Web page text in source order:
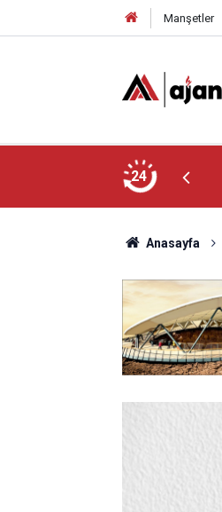
Manşetler
24
Anasayfa